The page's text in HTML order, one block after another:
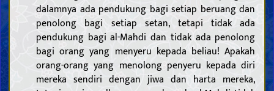
dalamnya ada pendukung bagi setiap beruang dan
penolong bagi setiap setan, tetapi tidak ada
pendukung bagi al-Mahdi dan tidak ada penolong
bagi orang yang menyeru kepada beliau! Apakah
orang-orang yang menolong penyeru kepada diri
mereka sendiri dengan jiwa dan harta mereka,
Pendahuluan